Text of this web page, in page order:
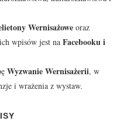
Wernisażowe oraz
wpisów jest na Facebookui
Wyzwanie Wernisażerii, w
i wrażenia z wystaw.